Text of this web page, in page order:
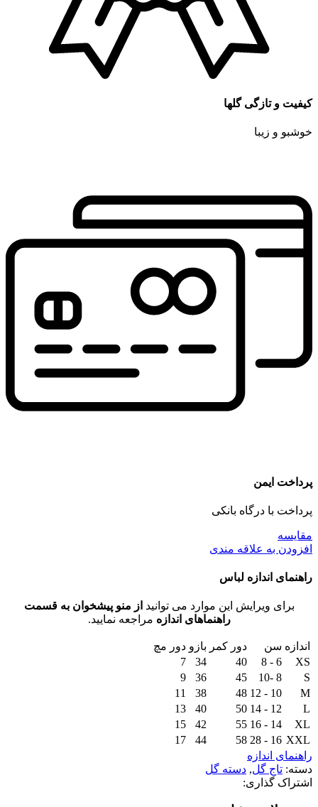
کیفیت و تازگی گلها
خوشبو و زیبا
پرداخت ایمن
پرداخت با درگاه بانکی
مقايسه
افزودن به علاقه مندی
راهنمای اندازه لباس
برای ویرایش این موارد می توانید از منو پیشخوان به قسمت
راهنماهای اندازه مراجعه نمایید.
اندازه سن دور کمر بازو دور مچ
XS
6 - 8
40
34
7
S
8 -10
45
36
9
M
10 - 12
48
38
11
L
12 - 14
50
40
13
XL
14 - 16
55
42
15
XXL
16 - 28
58
44
17
راهنمای اندازه
دسته: تاج گل, دسته گل
اشتراک گذاری: